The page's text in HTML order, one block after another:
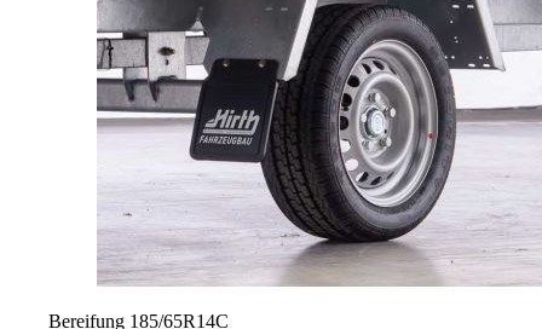
Bereifung 185/65R14C